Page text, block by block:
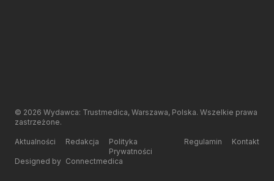
© 2026 Wydawca: Trustmedica, Warszawa, Polska. Wszelkie prawa
zastrzeżone.
Aktualności Redakcja
Polityka
Prywatności
Regulamin Kontakt
Designed by Connectmedica